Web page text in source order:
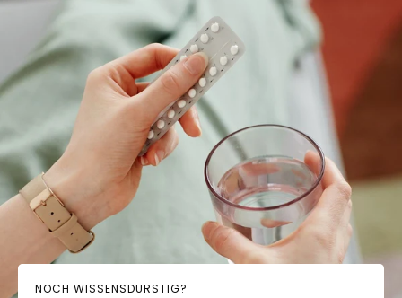
NOCH WISSENSDURSTIG?